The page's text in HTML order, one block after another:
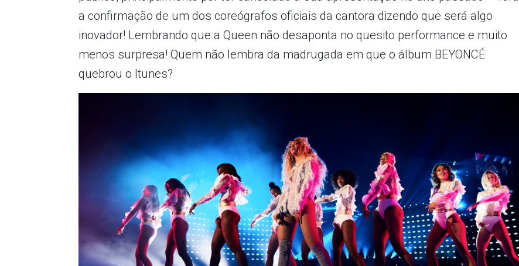
a confirmação de um dos coreógrafos oficiais da cantora dizendo que será algo
inovador! Lembrando que a Queen não desaponta no quesito performance e muito
menos surpresa! Quem não lembra da madrugada em que o álbum BEYONCÉ
quebrou o Itunes?